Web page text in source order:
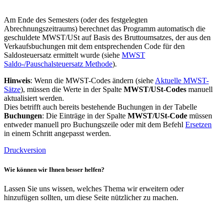
Am Ende des Semesters (oder des festgelegten
Abrechnungszeitraums) berechnet das Programm automatisch die
geschuldete MWST/USt auf Basis des Bruttoumsatzes, der aus den
Verkaufsbuchungen mit dem entsprechenden Code für den
Saldosteuersatz ermittelt wurde (siehe MWST
Saldo-/Pauschalsteuersatz Methode).
Hinweis: Wenn die MWST-Codes ändern (sieheAktuelle MWST-
Sätze), müssen die Werte in der Spalte MWST/USt-Codes manuell
aktualisiert werden.
Dies betrifft auch bereits bestehende Buchungen in der Tabelle
Buchungen: Die Einträge in der Spalte MWST/USt-Code müssen
entweder manuell pro Buchungszeile oder mit dem Befehl Ersetzen
in einem Schritt angepasst werden.
Druckversion
Wie können wir Ihnen besser helfen?
Lassen Sie uns wissen, welches Thema wir erweitern oder
hinzufügen sollten, um diese Seite nützlicher zu machen.